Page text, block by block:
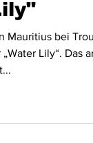
Mauritius bei
Lily“. Das